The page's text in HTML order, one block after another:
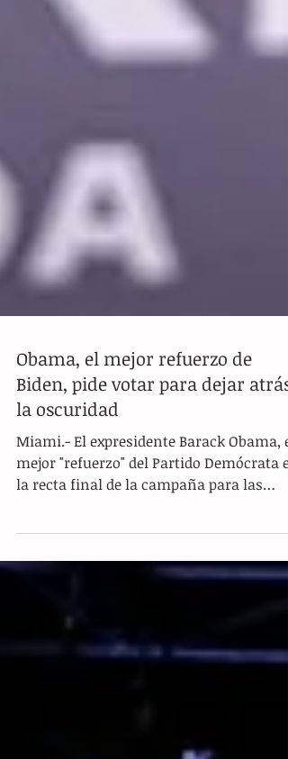
Obama, el mejor refuerzo de
Biden, pide votar para dejar atrás
la oscuridad
Miami.- El expresidente Barack Obama, el
mejor "refuerzo" del Partido Demócrata